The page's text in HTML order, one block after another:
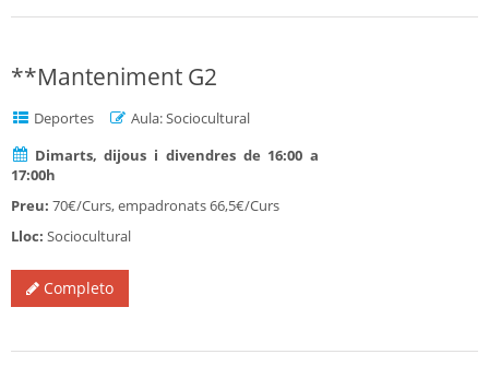
**Manteniment G2
Deportes
Aula: Sociocultural
Dimarts, dijous i divendres de 16:00 a
17:00h
Preu: 70€/Curs, empadronats 66,5€/Curs
Lloc: Sociocultural
Completo